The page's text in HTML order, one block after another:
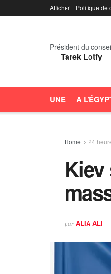
Afficher Politique de
Président du
Tarek Lotfy
UNE A
Home 24
Kiev
par ALIA ALI